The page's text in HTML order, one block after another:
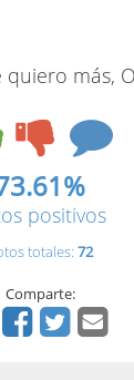
quiero más,
positivos
totales: 72
Comparte: